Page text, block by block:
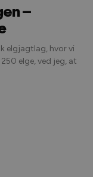
–
elgjagtlag, hvor vi
elge, ved jeg, at